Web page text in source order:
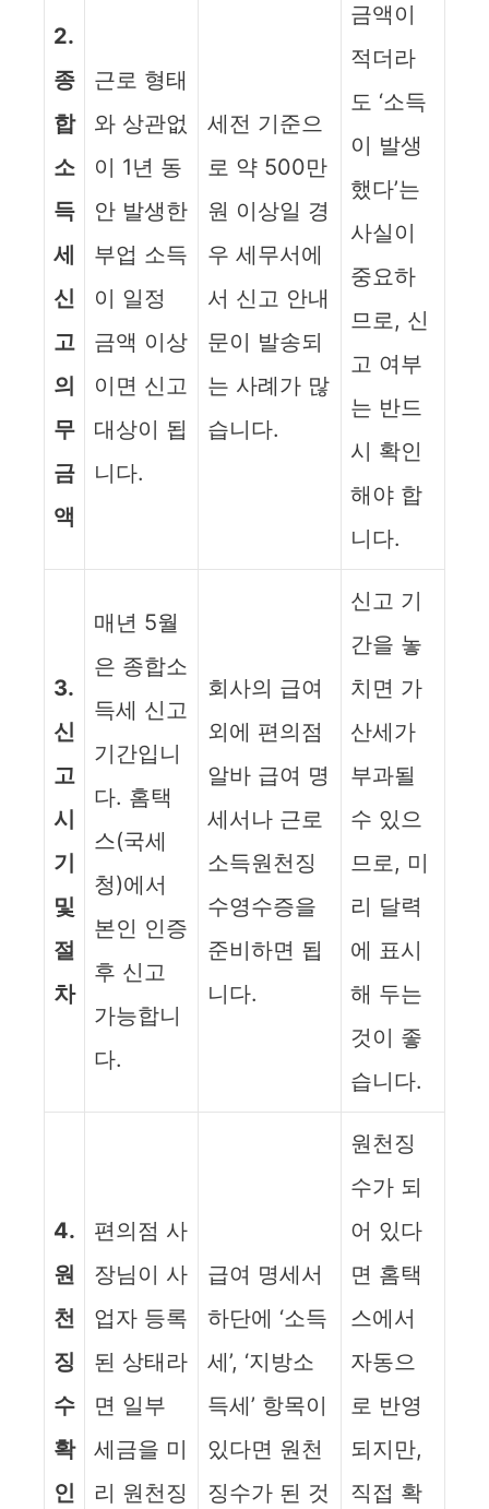
2.
종
합
소
득
세
신
고
의
무
금
액
근로 형태
와 상관없
이 1년 동
안 발생한
부업 소득
이 일정
금액 이상
이면 신고
대상이 됩
니다.
세전 기준으
로 약 500만
원 이상일 경
우 세무서에
서 신고 안내
문이 발송되
는 사례가 많
습니다.
금액이
적더라
도 ‘소득
이 발생
했다’는
사실이
중요하
므로, 신
고 여부
는 반드
시 확인
해야 합
니다.
3.
신
고
시
기
및
절
차
매년 5월
은 종합소
득세 신고
기간입니
다. 홈택
스(국세
청)에서
본인 인증
후 신고
가능합니
다.
회사의 급여
외에 편의점
알바 급여 명
세서나 근로
소득원천징
수영수증을
준비하면 됩
니다.
신고 기
간을 놓
치면 가
산세가
부과될
수 있으
므로, 미
리 달력
에 표시
해 두는
것이 좋
습니다.
4.
원
천
징
수
확
인
편의점 사
장님이 사
업자 등록
된 상태라
면 일부
세금을 미
리 원천징
급여 명세서
하단에 ‘소득
세’, ‘지방소
득세’ 항목이
있다면 원천
징수가 된 것
원천징
수가 되
어 있다
면 홈택
스에서
자동으
로 반영
되지만,
직접 확